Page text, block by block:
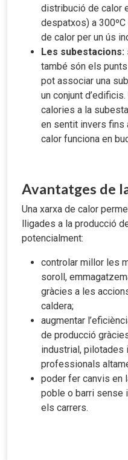
distribució de calor
despatxos) a
de calor per un ús
Les subestacions:
també són els
pot associar una
un conjunt
calories a la
en sentit invers fins
calor funciona en
Avantatges de
Una xarxa de calor
lligades a la producció
potencialment:
controlar millor les
soroll,
gràcies a les
caldera;
augmentar
de producció
industrial, pilotades
professionals
poder fer canvis en
poble o barri sense
els carrers.